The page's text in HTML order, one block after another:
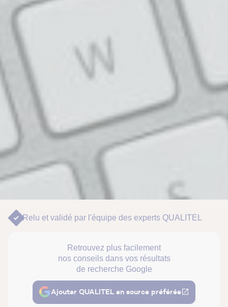
Relu et validé par l'équipe des experts QUALITEL
Retrouvez plus facilement
nos conseils dans vos résultats
de recherche Google
Ajouter QUALITEL en source préférée